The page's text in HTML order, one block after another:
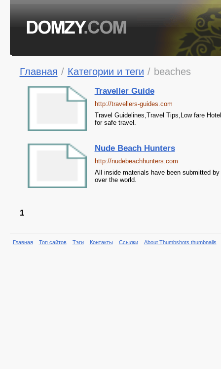
Главная / Категории и теги / beaches
Traveller Guide
http://travellers-guides.com
Travel Guidelines,Travel Tips,Low fare
for safe travel.
Nude Beach Hunters
http://nudebeachhunters.com
All inside materials have been submitted
over the world.
1
Главная Топ сайтов Тэги Контакты Ссылки About Thumbshots thumbnails